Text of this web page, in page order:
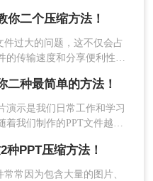
音效，简化PPT的布
“图片工具”栏下的“压
文将为您提供一些实用的
你二个压缩方法！
件过大的问题，这不仅会占
传输速度和分享便利性。
种最简单的方法！
演示是我们日常工作和学习
我们制作的PPT文件越来
现PPT文件太大无法通过
需要很长时间。
PPT压缩方法！
常因为包含大量的图片、